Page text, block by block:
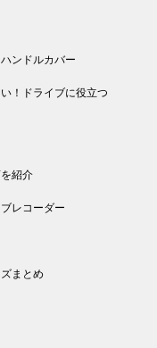
ンドルカバー
！ドライブに役立つ
紹介
レコーダー
まとめ